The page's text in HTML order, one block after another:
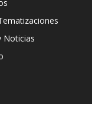
Noticias